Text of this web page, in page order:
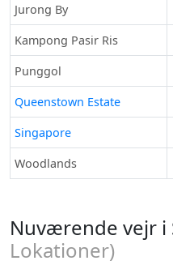
Jurong By
Kampong Pasir Ris
Punggol
Queenstown Estate
Singapore
Woodlands
Nuværende vejr i
Lokationer)